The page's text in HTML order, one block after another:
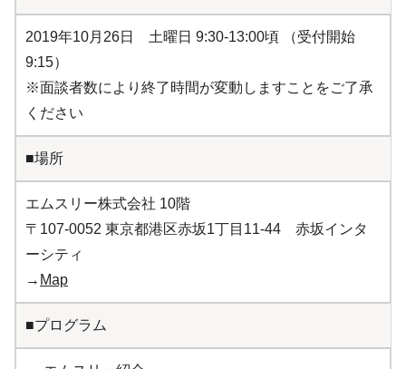
2019年10月26日 土曜日 9:30-13:00頃 （受付開始
9:15）
※面談者数により終了時間が変動しますことをご了承
ください
■場所
エムスリー株式会社 10階
〒107-0052 東京都港区赤坂1丁目11-44 赤坂インタ
ーシティ
→ Map
■プログラム